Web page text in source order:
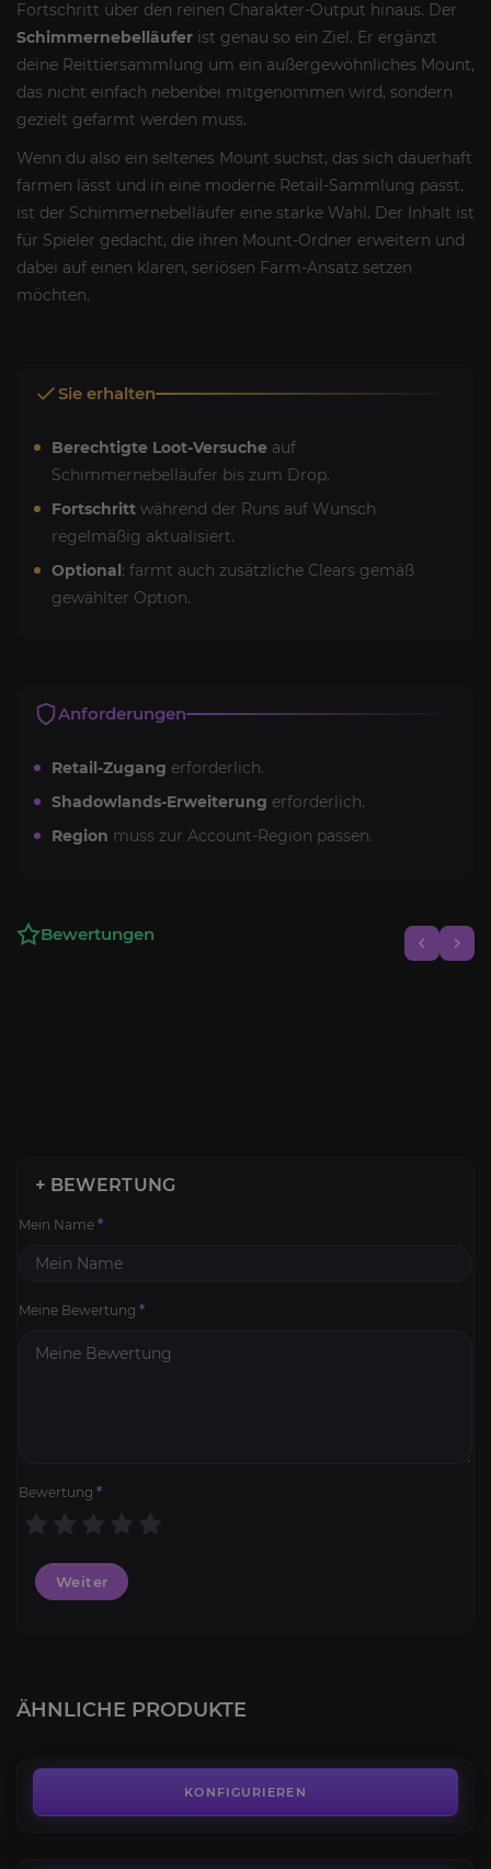
Fortschritt über den reinen Charakter-Output hinaus. Der
Schimmernebelläufer ist genau so ein Ziel. Er ergänzt
deine Reittiersammlung um ein außergewöhnliches Mount,
das nicht einfach nebenbei mitgenommen wird, sondern
gezielt gefarmt werden muss.
Wenn du also ein seltenes Mount suchst, das sich dauerhaft
farmen lässt und in eine moderne Retail-Sammlung passt,
ist der Schimmernebelläufer eine starke Wahl. Der Inhalt ist
für Spieler gedacht, die ihren Mount-Ordner erweitern und
dabei auf einen klaren, seriösen Farm-Ansatz setzen
möchten.
Sie erhalten
Berechtigte Loot-Versuche auf
Schimmernebelläufer bis zum Drop.
Fortschritt während der Runs auf Wunsch
regelmäßig aktualisiert.
Optional: farmt auch zusätzliche Clears gemäß
gewählter Option.
Anforderungen
Retail-Zugang erforderlich.
Shadowlands-Erweiterung erforderlich.
Region muss zur Account-Region passen.
Bewertungen
+ BEWERTUNG
Mein Name *
Meine Bewertung *
Bewertung *
Weiter
ÄHNLICHE PRODUKTE
KONFIGURIEREN
Schädelreißer